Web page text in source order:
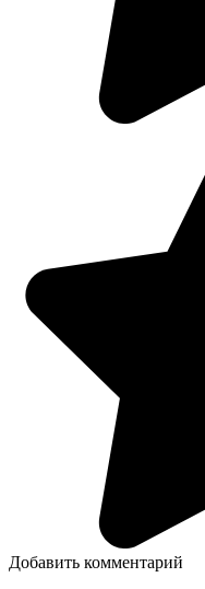
Добавить комментарий